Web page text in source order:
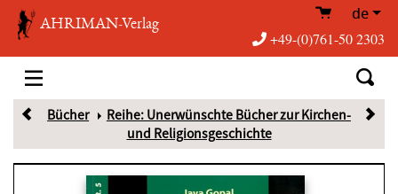
AHRIMAN-Verlag de
+49-(0)761-50 2303
Bücher
Reihe: Unerwünschte Bücher zur Kirchen-
und Religionsgeschichte